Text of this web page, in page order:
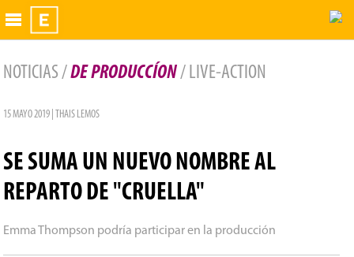
Exhibidor
NOTICIAS /DE PRODUCCÍON/ LIVE-ACTION
15 MAYO 2019 | THAIS LEMOS
SE SUMA UN NUEVO NOMBRE AL
REPARTO DE "CRUELLA"
Emma Thompson podría participar en la producción